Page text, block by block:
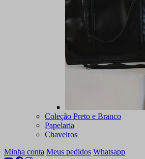
Coleção Preto e Branco
Papelaria
Chaveiros
Minha conta Meus pedidos Whatsapp